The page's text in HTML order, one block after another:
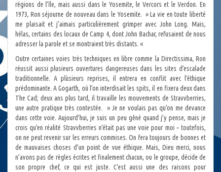
régions de l’île, mais aussi dans le Yosemite, le Vercors et le Verdon. En
1973, Ron séjourne de nouveau dans le Yosemite. » La vie en toute liberté
me plaisait et j’aimais particulièrement grimper avec John Long. Mais,
hélas, certains des locaux de Camp 4, dont John Bachar, refusaient de nous
adresser la parole et se montraient très distants. «
Outre certaines voies très techniques en libre comme la Directissima, Ron
réussit aussi plusieurs ouvertures dangereuses dans les sites d’escalade
traditionnelle. A plùsieurs reprises, il entrera en conflit avec l’éthique
prédominante. A Gogarth, où l’on interdisait les spits, il en fixera deux dans
The Cad; deux ans plus tard, il travaille les mouvements de Stravvberries,
une autre pratique très contestée. » Je ne voulais pas qu’on me devance
dans cette voie. Aujourd’hui, je suis un peu gêné quand j’y pense, mais je
crois qu’en réalité Stravvberries n’était pas une voie pour moi – toutefois,
on ne peut revenir sur les erreurs commises. On fera toujours de bonnes et
de mauvaises choses d’un point de vue éthique. Mais, Dieu merci, nous
n’avons pas de règles écrites et finalement chacun, ou le groupe, décide de
son propre chef, ce qui est juste. C’est aussi une des raisons pour